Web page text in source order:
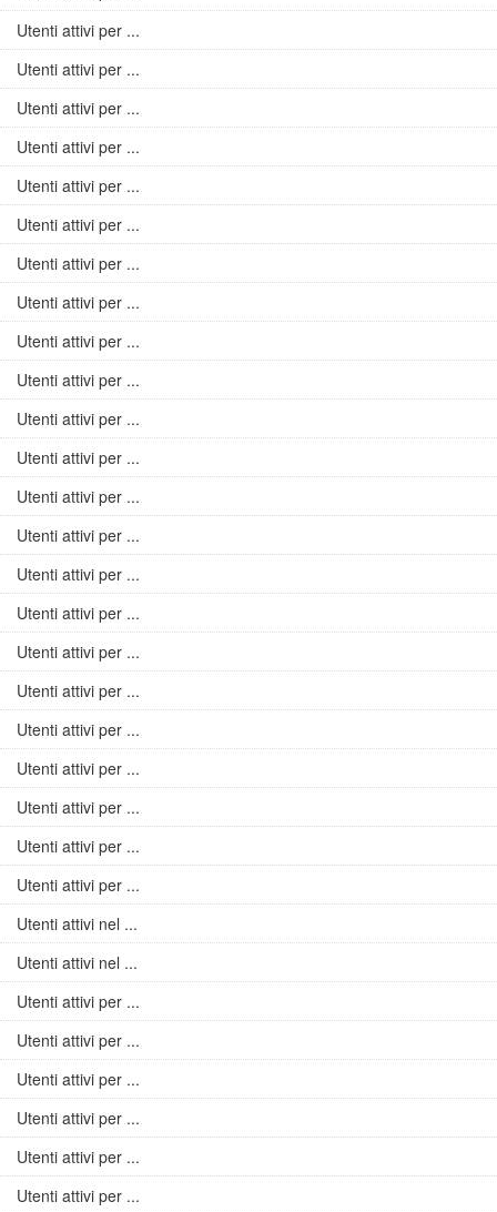
Utenti attivi per ...
Utenti attivi per ...
Utenti attivi per ...
Utenti attivi per ...
Utenti attivi per ...
Utenti attivi per ...
Utenti attivi per ...
Utenti attivi per ...
Utenti attivi per ...
Utenti attivi per ...
Utenti attivi per ...
Utenti attivi per ...
Utenti attivi per ...
Utenti attivi per ...
Utenti attivi per ...
Utenti attivi per ...
Utenti attivi per ...
Utenti attivi per ...
Utenti attivi per ...
Utenti attivi per ...
Utenti attivi per ...
Utenti attivi per ...
Utenti attivi per ...
Utenti attivi nel ...
Utenti attivi nel ...
Utenti attivi per ...
Utenti attivi per ...
Utenti attivi per ...
Utenti attivi per ...
Utenti attivi per ...
Utenti attivi per ...